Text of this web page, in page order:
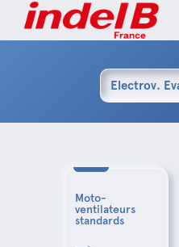
Electrov.
Moto-
ventilateurs
standards